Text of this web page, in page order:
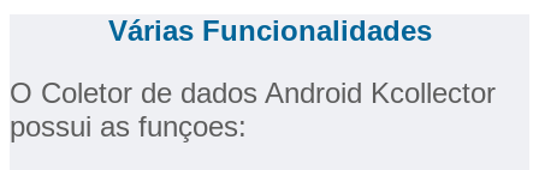
Várias Funcionalidades
O Coletor de dados Android Kcollector
possui as funçoes: